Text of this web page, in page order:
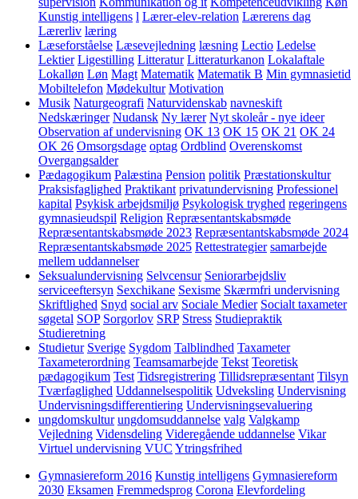
Kunstig intelligens l Lærer-elev-relation Lærerens dag
Lærerliv læring
Læseforståelse Læsevejledning læsning Lectio Ledelse
Lektier Ligestilling Litteratur Litteraturkanon Lokalaftale
Lokalløn Løn Magt Matematik Matematik B Min gymnasietid
Mobiltelefon Mødekultur Motivation
Musik Naturgeografi Naturvidenskab navneskift
Nedskæringer Nudansk Ny lærer Nyt skoleår - nye ideer
Observation af undervisning OK 13 OK 15 OK 21 OK 24
OK 26 Omsorgsdage optag Ordblind Overenskomst
Overgangsalder
Pædagogikum Palæstina Pension politik Præstationskultur
Praksisfaglighed Praktikant privatundervisning Professionel
kapital Psykisk arbejdsmiljø Psykologisk tryghed regeringens
gymnasieudspil Religion Repræsentantskabsmøde
Repræsentantskabsmøde 2023 Repræsentantskabsmøde 2024
Repræsentantskabsmøde 2025 Rettestrategier samarbejde
mellem uddannelser
Seksualundervisning Selvcensur Seniorarbejdsliv
serviceeftersyn Sexchikane Sexisme Skærmfri undervisning
Skriftlighed Snyd social arv Sociale Medier Socialt taxameter
søgetal SOP Sorgorlov SRP Stress Studiepraktik
Studieretning
Studietur Sverige Sygdom Talblindhed Taxameter
Taxameterordning Teamsamarbejde Tekst Teoretisk
pædagogikum Test Tidsregistrering Tillidsrepræsentant Tilsyn
Tværfaglighed Uddannelsespolitik Udveksling Undervisning
Undervisningsdifferentiering Undervisningsevaluering
ungdomskultur ungdomsuddannelse valg Valgkamp
Vejledning Vidensdeling Videregående uddannelse Vikar
Virtuel undervisning VUC Ytringsfrihed
Gymnasiereform 2016 Kunstig intelligens Gymnasiereform
2030 Eksamen Fremmedsprog Corona Elevfordeling